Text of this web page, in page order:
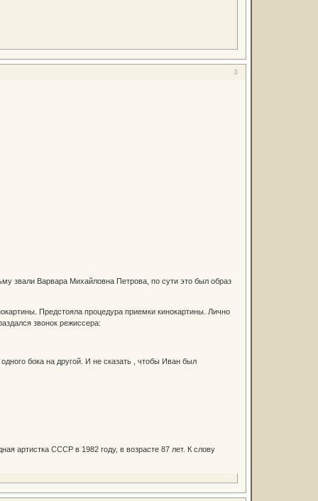
3
звали Варвара Михайловна Петрова, по сути это был образ
Предстояла процедура приемки кинокартины. Лично
звонок режиссера:
бока на другой. И не сказать , чтобы Иван был
артистка СССР в 1982 году, в возрасте 87 лет. К слову